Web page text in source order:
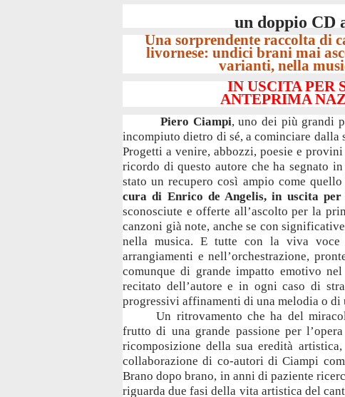
un doppio CD
Una sorprendente raccolta di
livornese: undici brani mai
varianti, nella
IN USCITA PER
ANTEPRIMA
Piero Ciampi, uno dei più grandi
incompiuto dietro di sé, a cominciare dalla
Progetti a venire, abbozzi, poesie e
ricordo di questo autore che ha segnato
stato un recupero così ampio come quello
cura di Enrico de Angelis, in uscita
sconosciute e offerte all’ascolto per la
canzoni già note, anche se con
nella musica. E tutte con la viva
arrangiamenti e nell’orchestrazione,
comunque di grande impatto emotivo
recitato dell’autore e in ogni caso di
progressivi affinamenti di una melodia o di
Un ritrovamento che ha del
frutto di una grande passione per
ricomposizione della sua eredità
collaborazione di co-autori di Ciampi
Brano dopo brano, in anni di paziente
riguarda due fasi della vita artistica del